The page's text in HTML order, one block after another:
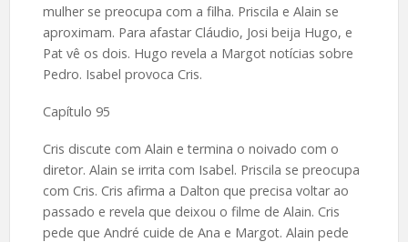
mulher se preocupa com a filha. Priscila e Alain se
aproximam. Para afastar Cláudio, Josi beija Hugo, e
Pat vê os dois. Hugo revela a Margot notícias sobre
Pedro. Isabel provoca Cris.
Capítulo 95
Cris discute com Alain e termina o noivado com o
diretor. Alain se irrita com Isabel. Priscila se preocupa
com Cris. Cris afirma a Dalton que precisa voltar ao
passado e revela que deixou o filme de Alain. Cris
pede que André cuide de Ana e Margot. Alain pede